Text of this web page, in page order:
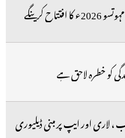
کرینگے
کو خطرہ لاحق ہے
، لاری اور ایپ پر مبنی ڈیلیوری